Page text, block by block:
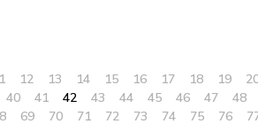
12 13 14 15 16 17 18 19
40 41 42 43 44 45 46 47 48
69 70 71 72 73 74 75 76